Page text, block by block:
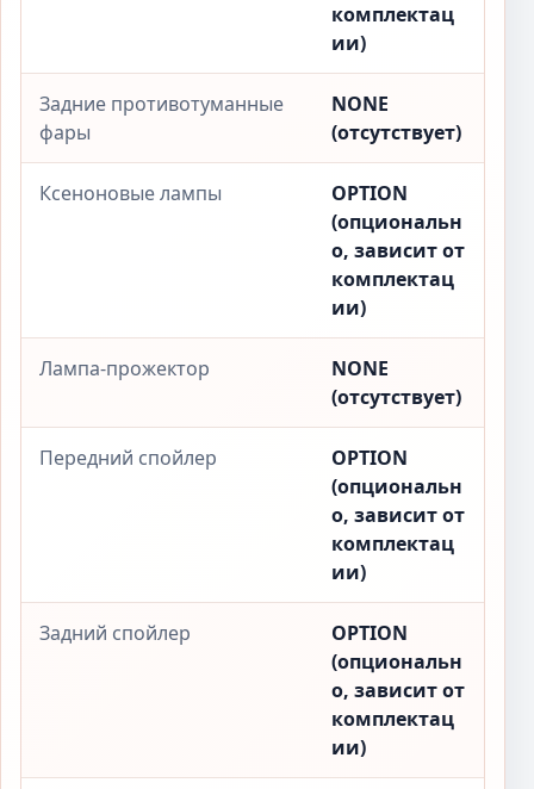
комплектац
ии)
Задние противотуманные
фары
NONE
(отсутствует)
Ксеноновые лампы
OPTION
(опциональн
о, зависит от
комплектац
ии)
Лампа-прожектор
NONE
(отсутствует)
Передний спойлер
OPTION
(опциональн
о, зависит от
комплектац
ии)
Задний спойлер
OPTION
(опциональн
о, зависит от
комплектац
ии)